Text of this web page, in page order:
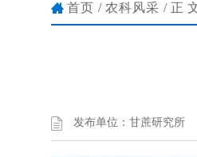
首页 / 农科风采 /正
发布单位：甘蔗研究所